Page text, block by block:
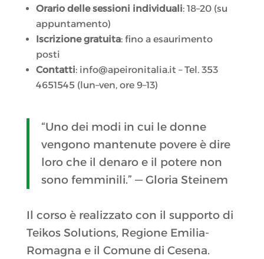
Orario delle sessioni individuali: 18–20 (su
appuntamento)
Iscrizione gratuita: fino a esaurimento
posti
Contatti: info@apeironitalia.it – Tel. 353
4651545 (lun–ven, ore 9–13)
“Uno dei modi in cui le donne
vengono mantenute povere è dire
loro che il denaro e il potere non
sono femminili.” — Gloria Steinem
Il corso è realizzato con il supporto di
Teikos Solutions, Regione Emilia-
Romagna e il Comune di Cesena.